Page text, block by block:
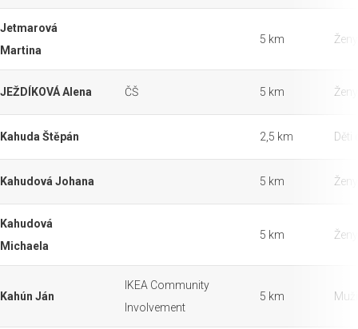
Jetmarová
Martina
5 km Ženy
JEŽDÍKOVÁ Alena ČŠ 5 km Ženy
Kahuda Štěpán 2,5 km Děti
Kahudová Johana 5 km Ženy
Kahudová
Michaela
5 km Ženy
Kahún Ján
IKEA Community
Involvement
5 km Muži